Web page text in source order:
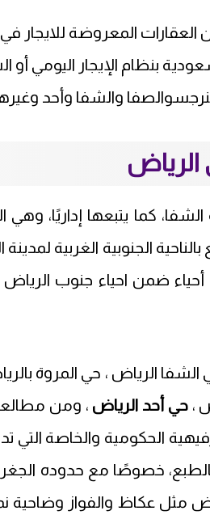
العقارات المعروضة للايجار في
بنظام الإيجار اليومي أو
والشفا وأحد
الرياض
كما يتبعها إداريًا،
على 160 متر مربع بالناحية الجنوبية
أحياء ضمن احياء جنوب
الشفا الرياض ، حي المروة
،حي أحد الرياض ، ومن مطالعة
الحكومية والخاصة التي
خصوصًا مع حدوده
مثل عكاظ والفواز وضاحية